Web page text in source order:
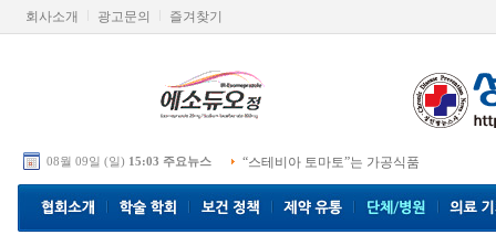
회사소개 광고문의 즐겨찾기
08월 09일 (일) 15:03 주요뉴스 “스테비아 토마토”는 가공식품